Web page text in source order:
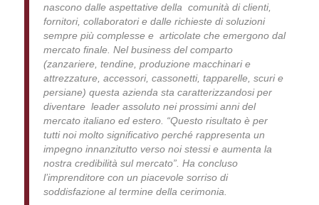
nascono dalle aspettative della comunità di clienti,
fornitori, collaboratori e dalle richieste di soluzioni
sempre più complesse e articolate che emergono dal
mercato finale. Nel business del comparto
(zanzariere, tendine, produzione macchinari e
attrezzature, accessori, cassonetti, tapparelle, scuri e
persiane) questa azienda sta caratterizzandosi per
diventare leader assoluto nei prossimi anni del
mercato italiano ed estero. “Questo risultato è per
tutti noi molto significativo perché rappresenta un
impegno innanzitutto verso noi stessi e aumenta la
nostra credibilità sul mercato”. Ha concluso
l’imprenditore con un piacevole sorriso di
soddisfazione al termine della cerimonia.